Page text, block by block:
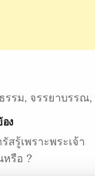
รรม, จรรยาบรรณ,
ง
สรู้เพราะพระเจ้า
หรือ ?